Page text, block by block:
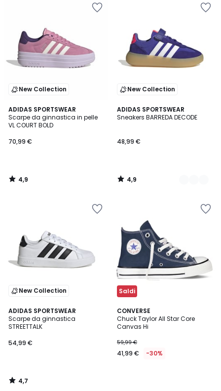
New Collection
ADIDAS SPORTSWEAR
Scarpe da ginnastica in pelle
VL COURT BOLD
70,99 €
4,9
/ 5
4,9
/
New Collection
ADIDAS SPORTSWEAR
Sneakers BARREDA DECODE
48,99 €
4,9
/ 5
2
Colori
4,9
/
New Collection
ADIDAS SPORTSWEAR
Scarpe da ginnastica
STREETTALK
54,99 €
4,7
/ 5
4,7
/
Saldi
CONVERSE
Chuck Taylor All Star Core
Canvas Hi
59,99 €
41,99 € -30%